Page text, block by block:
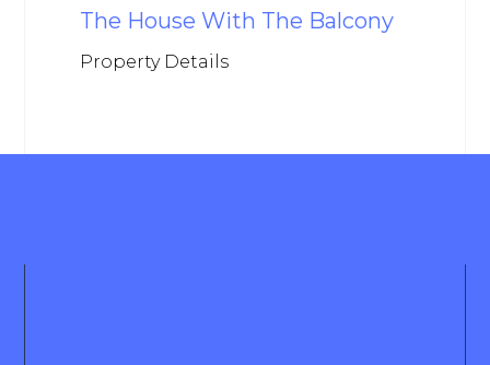
The House With The Balcony
Property Details